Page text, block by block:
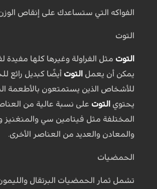
الفواكه التي ستساعدك على إنقاص
التوت
التوت مثل الفراولة وغيرها كلها مفيدة
يمكن أن يعمل التوت أيضًا كبديل رائع
للأشخاص الذين يستمتعون بالأطعمة
يحتوي التوت على نسبة عالية من
المختلفة مثل فيتامين سي والمنغنيز
والمعادن والعديد من العناصر الأخرى.
الحمضيات
تشمل ثمار الحمضيات البرتقال